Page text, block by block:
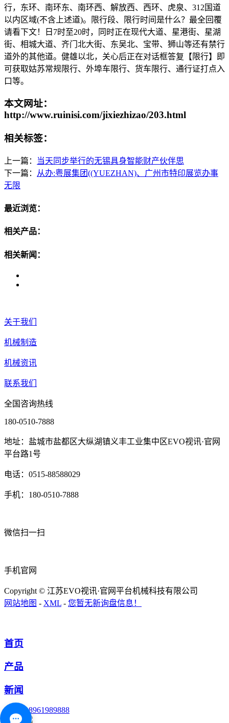
行，东环、南环东、南环西、解放西、西环、虎泉、312国道
以内区域(不含上述道)。限行段、限行时间是什么？最全回覆
请看下文！日7时至20时，同时正在现代大道、星港街、星湖
街、相城大道、齐门北大街、东吴北、宝带、狮山等还有禁行
道外的其他道。健雄以北，关心后正在对话框答复【限行】即
可获取姑苏常规限行、外埠车限行、货车限行、通行证打点入
口等。
本文网址：
http://www.ruinisi.com/jixiezhizao/203.html
相关标签：
上一篇：
当天同步举行的无锡具身智能财产伙伴思
下一篇：
从办:粤展集团((YUEZHAN)、广州市特印展览办事
无限
最近浏览：
相关产品：
相关新闻：
关于我们
机械制造
机械资讯
联系我们
全国咨询热线
180-0510-7888
地址：盐城市盐都区大纵湖镇义丰工业集中区EVO视讯·官网
平台路1号
电话：0515-88588029
手机：180-0510-7888
微信扫一扫
手机官网
Copyright © 江苏EVO视讯·官网平台机械科技有限公司
网站地图 - XML - 您暂无新询盘信息！
首页
产品
新闻
18961989888